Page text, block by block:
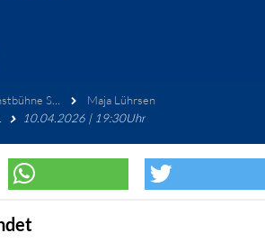
STATT-THEATER
Maja Lührsen
10.04.2026 | 19:30Uhr